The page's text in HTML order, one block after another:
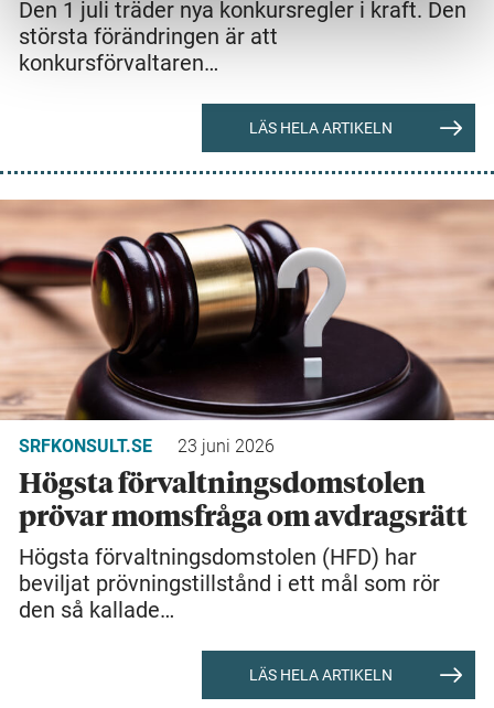
Den 1 juli träder nya konkursregler i kraft. Den
största förändringen är att
konkursförvaltaren…
LÄS HELA ARTIKELN
SRFKONSULT.SE 23 juni 2026
Högsta förvaltningsdomstolen
prövar momsfråga om avdragsrätt
Högsta förvaltningsdomstolen (HFD) har
beviljat prövningstillstånd i ett mål som rör
den så kallade…
LÄS HELA ARTIKELN